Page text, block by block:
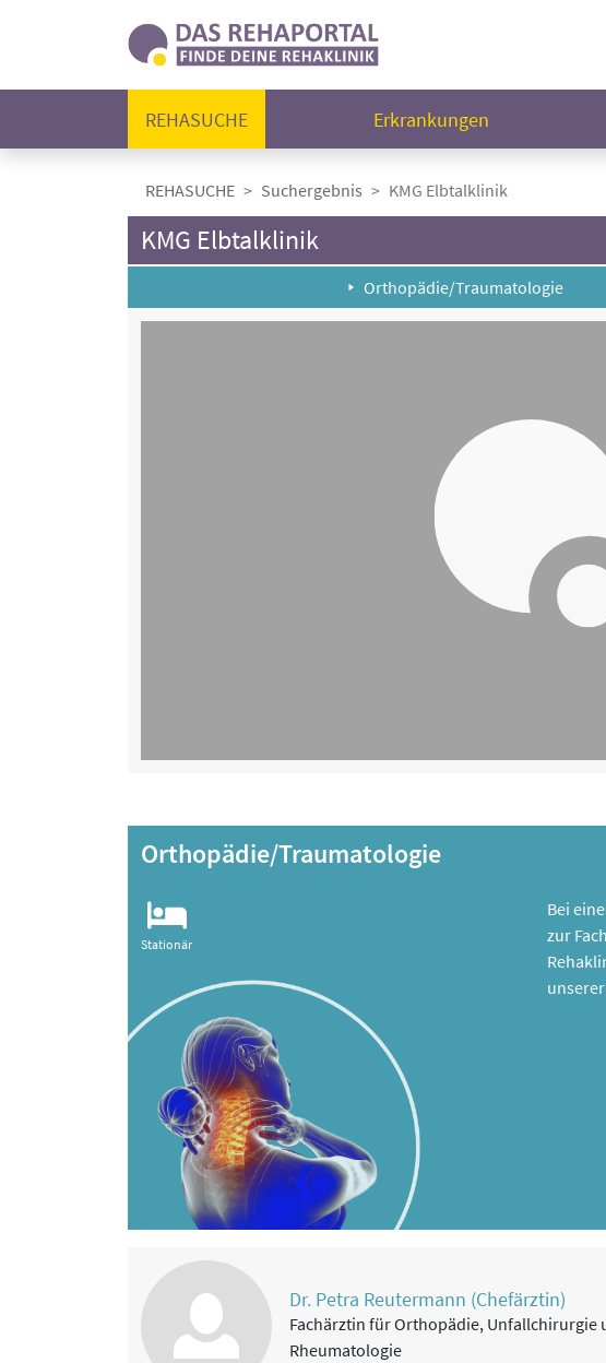
REHASUCHE Erkrankungen
REHASUCHE Suchergebnis KMG Elbtalklinik
KMG Elbtalklinik
Orthopädie/Traumatologie
Orthopädie/Traumatologie
Stationär
Bei
zur
unserer
Dr. Petra Reutermann (Chefärztin)
Fachärztin für Orthopädie, Unfallchirurgie
Rheumatologie